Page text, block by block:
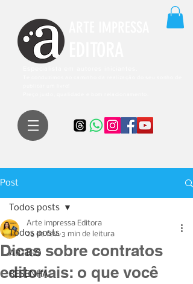
Post
Todos posts
ARTIGO
RESENHA
Todos posts
Dicas sobre contratos
editoriais: o que você
Arte impressa Editora
26 de fev. 3 min de leitura